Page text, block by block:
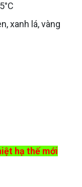
xanh lá, vàng
hạ thế mới